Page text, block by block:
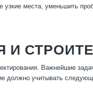
места, уменьшить
И
Важнейшие
должно учитывать